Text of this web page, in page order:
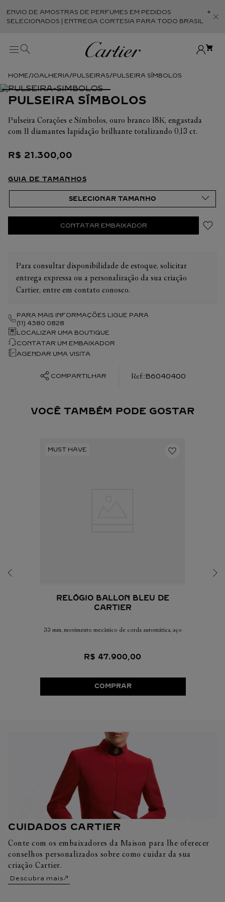
ENVIO DE AMOSTRAS DE PERFUMES EM PEDIDOS
SELECIONADOS | ENTREGA CORTESIA PARA TODO BRASIL
JOALHERIA PULSEIRAS PULSEIRA SÍMBOLOS
PULSEIRA SÍMBOLOS
Pulseira Corações e Símbolos, ouro branco 18K, engastada
com 11 diamantes lapidação brilhante totalizando 0,13 ct.
R$ 21.300,00
GUIA DE TAMANHOS
CONTATAR EMBAIXADOR
Para consultar disponibilidade de estoque, solicitar
entrega expressa ou a personalização da sua criação
Cartier, entre em contato conosco.
PARA MAIS INFORMAÇÕES LIGUE PARA
(11) 4380 0828
LOCALIZAR UMA BOUTIQUE
CONTATAR UM EMBAIXADOR
AGENDAR UMA VISITA
COMPARTILHAR :B6040400
VOCÊ TAMBÉM PODE GOSTAR
RELÓGIO BALLON BLEU DE
CARTIER
33 mm, movimento mecânico de corda automática, aço
R$ 47.900,00
COMPRAR
CUIDADOS CARTIER
Conte com os embaixadores da Maison para lhe oferecer
conselhos personalizados sobre como cuidar da sua
criação Cartier.
Descubra mais